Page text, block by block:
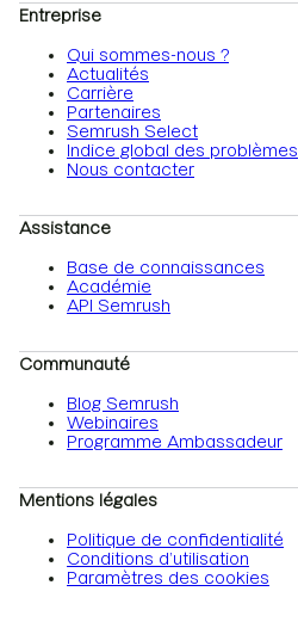
Entreprise
Qui sommes-nous ?
Actualités
Carrière
Partenaires
Semrush Select
Indice global des problèmes
Nous contacter
Assistance
Base de connaissances
Académie
API Semrush
Communauté
Blog Semrush
Webinaires
Programme Ambassadeur
Mentions légales
Politique de confidentialité
Conditions d’utilisation
Paramètres des cookies